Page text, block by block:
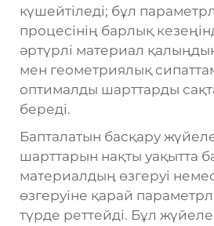
күшейтіледі; бұл
процесінің барлық
әртүрлі материал
мен геометриялық
оптималды шарттарды
береді.
Бапталатын басқару
шарттарын нақты уақытта
материалдың өзгеруі
өзгеруіне қарай
түрде реттейді. Бұл